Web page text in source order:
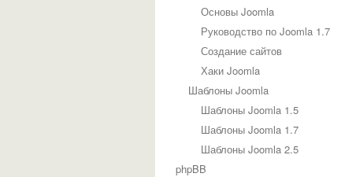
Основы Joomla
Руководство по Joomla 1.7
Создание сайтов
Хаки Joomla
Шаблоны Joomla
Шаблоны Joomla 1.5
Шаблоны Joomla 1.7
Шаблоны Joomla 2.5
phpBB